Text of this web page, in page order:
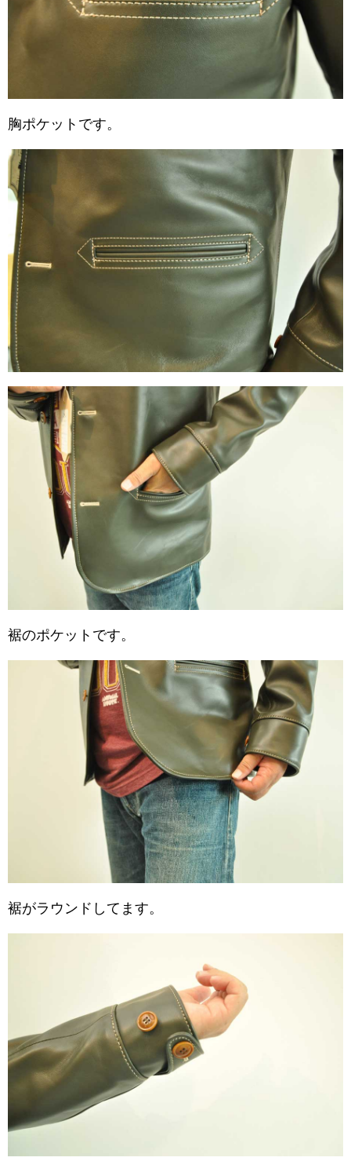
胸ポケットです。
裾のポケットです。
裾がラウンドしてます。